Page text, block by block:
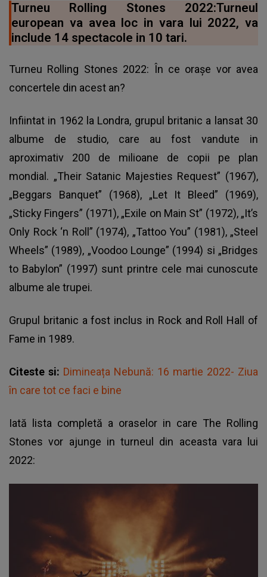
Turneu Rolling Stones 2022:Turneul
european va avea loc in vara lui 2022, va
include 14 spectacole in 10 tari.
Turneu Rolling Stones 2022: În ce oraşe vor avea
concertele din acest an?
Infiintat in 1962 la Londra, grupul britanic a lansat 30
albume de studio, care au fost vandute in
aproximativ 200 de milioane de copii pe plan
mondial. „Their Satanic Majesties Request” (1967),
„Beggars Banquet” (1968), „Let It Bleed” (1969),
„Sticky Fingers” (1971), „Exile on Main St” (1972), „It’s
Only Rock ‘n Roll” (1974), „Tattoo You” (1981), „Steel
Wheels” (1989), „Voodoo Lounge” (1994) si „Bridges
to Babylon” (1997) sunt printre cele mai cunoscute
albume ale trupei.
Grupul britanic a fost inclus in Rock and Roll Hall of
Fame in 1989.
Citeste si: Dimineața Nebună: 16 martie 2022- Ziua
în care tot ce faci e bine
Iată lista completă a oraselor in care The Rolling
Stones vor ajunge in turneul din aceasta vara lui
2022: